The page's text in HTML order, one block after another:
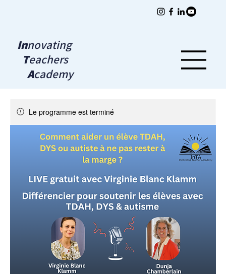
Innovating
Teachers
Academy
Le programme est terminé